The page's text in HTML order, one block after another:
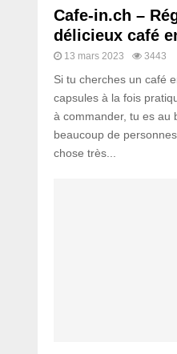
Cafe-in.ch –
délicieux café
13 mars 2023 3443
Si tu cherches un café
capsules à la fois
à commander, tu es au
beaucoup de
chose très...